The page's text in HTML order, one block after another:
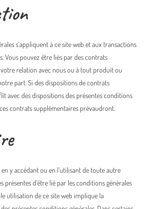
s’appliquent à ce site web et aux transactions
Vous pouvez être liés par des contrats
relation avec nous ou à tout produit ou
part. Si des dispositions de contrats
avec des dispositions des présentes conditions
contrats supplémentaires prévaudront.
y accédant ou en l’utilisant de toute autre
présentes d’être lié par les conditions générales
utilisation de ce site web implique la